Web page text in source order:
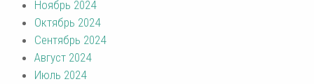
Ноябрь 2024
Октябрь 2024
Сентябрь 2024
Август 2024
Июль 2024